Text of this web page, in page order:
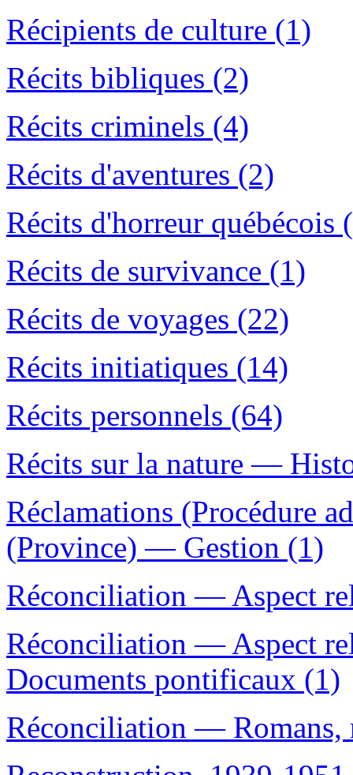
Récipients de culture (1)
Récits bibliques (2)
Récits criminels (4)
Récits d'aventures (2)
Récits d'horreur québécois
Récits de survivance (1)
Récits de voyages (22)
Récits initiatiques (14)
Récits personnels (64)
Récits sur la nature —
Réclamations (Procédure
(Province) — Gestion (1)
Réconciliation — Aspect
Réconciliation — Aspect
Documents pontificaux (1)
Réconciliation — Romans,